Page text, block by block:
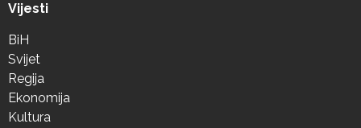
Vijesti
BiH
Svijet
Regija
Ekonomija
Kultura